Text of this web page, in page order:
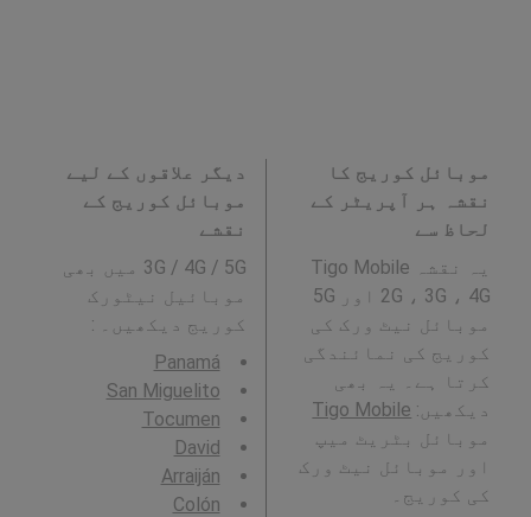
موبائل کوریج کا
نقشہ ہر آپریٹر کے
لحاظ سے
یہ نقشہ Tigo Mobile
2G ، 3G ، 4G اور 5G
موبائل نیٹ ورک کی
کوریج کی نمائندگی
کرتا ہے۔ یہ بھی
دیکھیں: Tigo Mobile
موبائل بٹریٹ میپ
اور موبائل نیٹ ورک
کی کوریج۔
دیگر علاقوں کے لیے
موبائل کوریج کے
نقشے
3G / 4G / 5G میں بھی
موبائیل نیٹورک
کوریج دیکھیں۔ :
Panamá
San Miguelito
Tocumen
David
Arraiján
Colón